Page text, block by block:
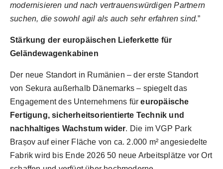
modernisieren und nach vertrauenswürdigen Partnern
suchen, die sowohl agil als auch sehr erfahren sind.”
Stärkung der europäischen Lieferkette für
Geländewagenkabinen
Der neue Standort in Rumänien – der erste Standort
von Sekura außerhalb Dänemarks – spiegelt das
Engagement des Unternehmens füreuropäische
Fertigung, sicherheitsorientierte Technik und
nachhaltiges Wachstum wider. Die im VGP Park
Brașov auf einer Fläche von ca. 2.000 m² angesiedelte
Fabrik wird bis Ende 2026 50 neue Arbeitsplätze vor Ort